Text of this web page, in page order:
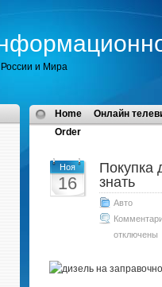
и Мира
Home Онлайн
Order
Ноя
16
Покупка
знать
Авто
отключены